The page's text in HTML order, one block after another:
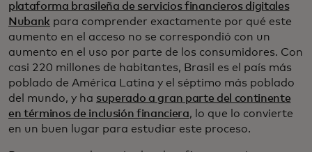
plataforma brasileña de servicios financieros digitales
Nubank para comprender exactamente por qué este
aumento en el acceso no se correspondió con un
aumento en el uso por parte de los consumidores. Con
casi 220 millones de habitantes, Brasil es el país más
poblado de América Latina y el séptimo más poblado
del mundo, y ha superado a gran parte del continente
en términos de inclusión financiera, lo que lo convierte
en un buen lugar para estudiar este proceso.